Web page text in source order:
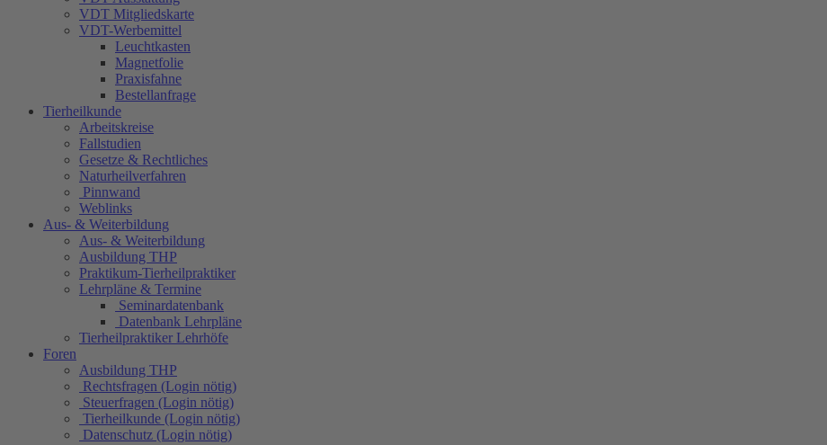
VDT Mitgliedskarte
VDT-Werbemittel
Leuchtkasten
Magnetfolie
Praxisfahne
Bestellanfrage
Tierheilkunde
Arbeitskreise
Fallstudien
Gesetze & Rechtliches
Naturheilverfahren
Pinnwand
Weblinks
Aus- & Weiterbildung
Aus- & Weiterbildung
Ausbildung THP
Praktikum-Tierheilpraktiker
Lehrpläne & Termine
Seminardatenbank
Datenbank Lehrpläne
Tierheilpraktiker Lehrhöfe
Foren
Ausbildung THP
Rechtsfragen (Login nötig)
Steuerfragen (Login nötig)
Tierheilkunde (Login nötig)
Datenschutz (Login nötig)